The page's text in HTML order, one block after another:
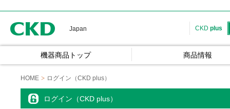
Japan CKD plus
機器商品トップ 商品情報
HOME ログイン（CKD plus）
ログイン（CKD plus）